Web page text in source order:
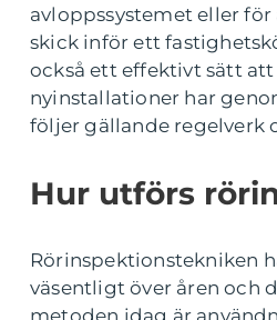
avloppssystemet eller
skick inför ett
också ett effektivt sätt
nyinstallationer har
följer gällande regelverk
Hur utförs
Rörinspektionstekniken
väsentligt över åren och
metoden idag är